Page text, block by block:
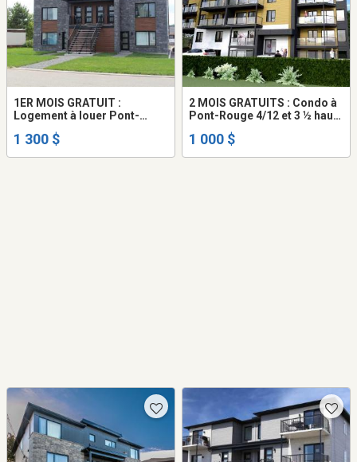
1ER MOIS GRATUIT :
Logement à louer Pont-
1 300 $
2 MOIS GRATUITS : Condo à
Pont-Rouge 4/12 et 3 ½ haut
1 000 $